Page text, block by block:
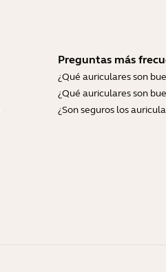
Preguntas más
¿Qué auriculares son
¿Qué auriculares son
¿Son seguros los